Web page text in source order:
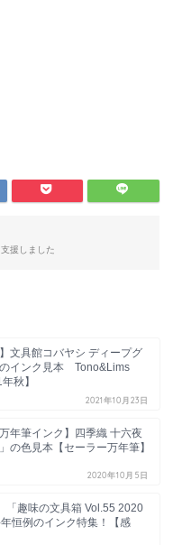
援しました
文具館コバヤシ ディープグ
のインク見本 Tono&Lims
秋】
2021年10月23日
年筆インク】四季織 十六夜
の色見本【セーラー万年筆】
2020年10月5日
「趣味の文具箱 Vol.55 2020
恒例のインク特集！【感